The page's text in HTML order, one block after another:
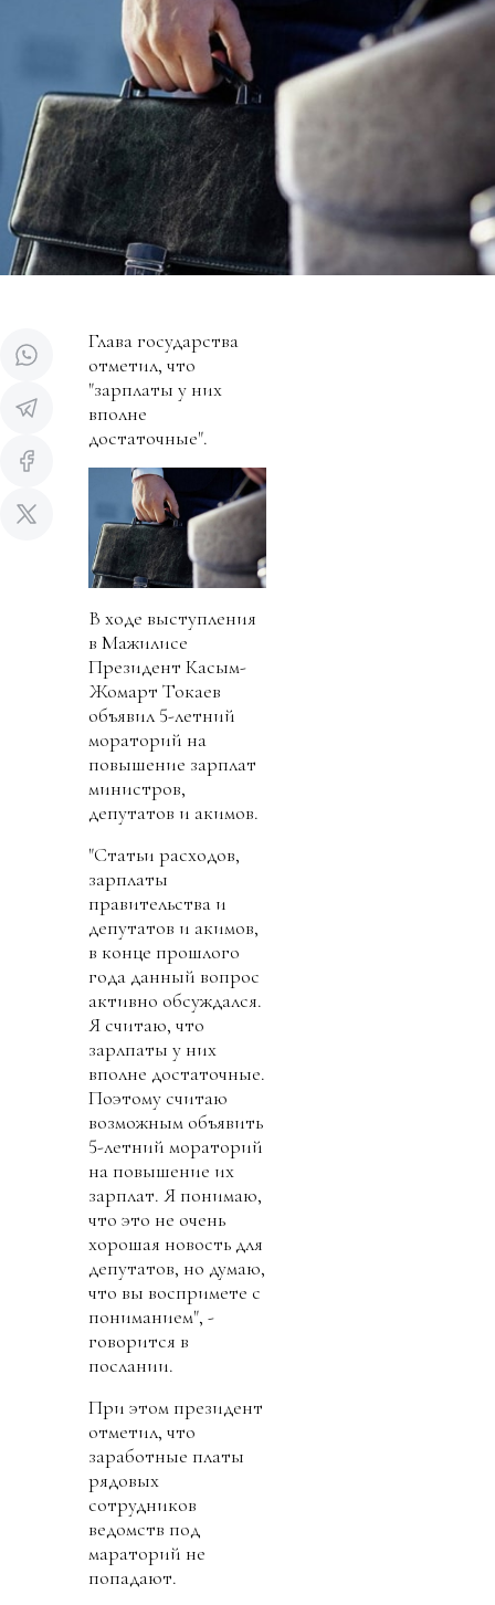
Глава государства
отметил, что
"зарплаты у них
вполне
достаточные".
В ходе выступления
в Мажилисе
Президент Касым-
Жомарт Токаев
объявил 5-летний
мораторий на
повышение зарплат
министров,
депутатов и акимов.
"Статьи расходов,
зарплаты
правительства и
депутатов и акимов,
в конце прошлого
года данный вопрос
активно обсуждался.
Я считаю, что
зарлпаты у них
вполне достаточные.
Поэтому считаю
возможным объявить
5-летний мораторий
на повышение их
зарплат. Я понимаю,
что это не очень
хорошая новость для
депутатов, но думаю,
что вы воспримете с
пониманием", -
говорится в
послании.
При этом президент
отметил, что
заработные платы
рядовых
сотрудников
ведомств под
мараторий не
попадают.